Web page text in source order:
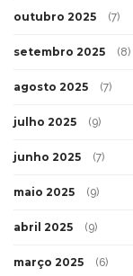
outubro 2025 (7)
setembro 2025 (8)
agosto 2025 (7)
julho 2025 (9)
junho 2025 (7)
maio 2025 (9)
abril 2025 (9)
março 2025 (6)